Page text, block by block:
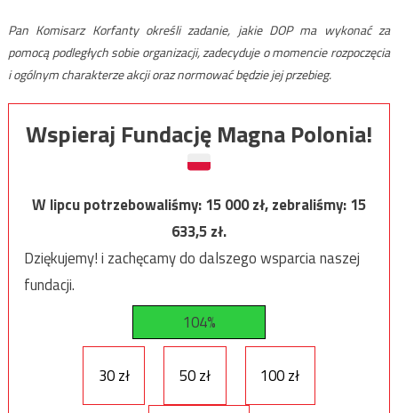
Pan Komisarz Korfanty określi zadanie, jakie DOP ma wykonać za
pomocą podległych sobie organizacji, zadecyduje o momencie rozpoczęcia
i ogólnym charakterze akcji oraz normować będzie jej przebieg.
Wspieraj Fundację Magna Polonia!
W lipcu potrzebowaliśmy:15 000zł, zebraliśmy:15
633,5zł.
Dziękujemy! i zachęcamy do dalszego wsparcia naszej
fundacji.
104%
30 zł 50 zł 100 zł